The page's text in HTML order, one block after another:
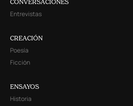
CONVERSACIONES
Entrevistas
CREACIÓN
Poesía
Ficción
ENSAYOS
Historia